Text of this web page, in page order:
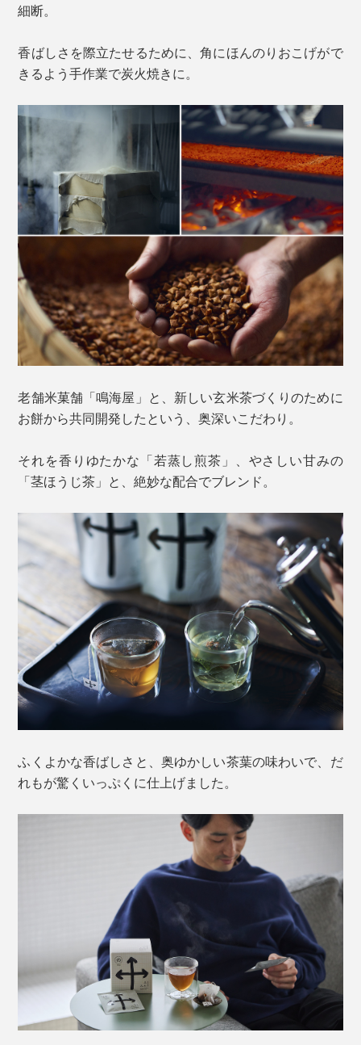
細断。
香ばしさを際立たせるために、角にほんのりおこげがで
きるよう手作業で炭火焼きに。
老舗米菓舗「鳴海屋」と、新しい玄米茶づくりのために
お餅から共同開発したという、奥深いこだわり。
それを香りゆたかな「若蒸し煎茶」、やさしい甘みの
「茎ほうじ茶」と、絶妙な配合でブレンド。
ふくよかな香ばしさと、奥ゆかしい茶葉の味わいで、だ
れもが驚くいっぷくに仕上げました。